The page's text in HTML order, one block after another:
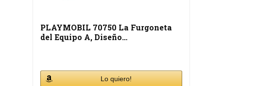
PLAYMOBIL 70750 La Furgoneta
del Equipo A, Diseño…
Lo quiero!